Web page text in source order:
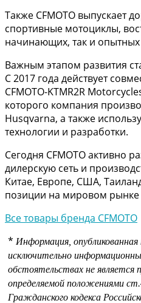
Также CFMOTO выпускает
спортивные мотоциклы,
начинающих, так и
Важным этапом развития
С 2017 года действует
CFMOTO-KTMR2R
которого компания
Husqvarna, а также
технологии и разработки.
Сегодня CFMOTO активно
дилерскую сеть и
Китае, Европе, США,
позиции на мировом рынке
Все товары бренда CFMOTO
* Информация,
исключительно
обстоятельствах не является
определяемой положениями
Гражданского кодекса